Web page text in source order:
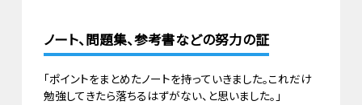
ノート、問題集、参考書などの努力の証
「ポイントをまとめたノートを持っていきました。これだけ
勉強してきたら落ちるはずがない、と思いました。」